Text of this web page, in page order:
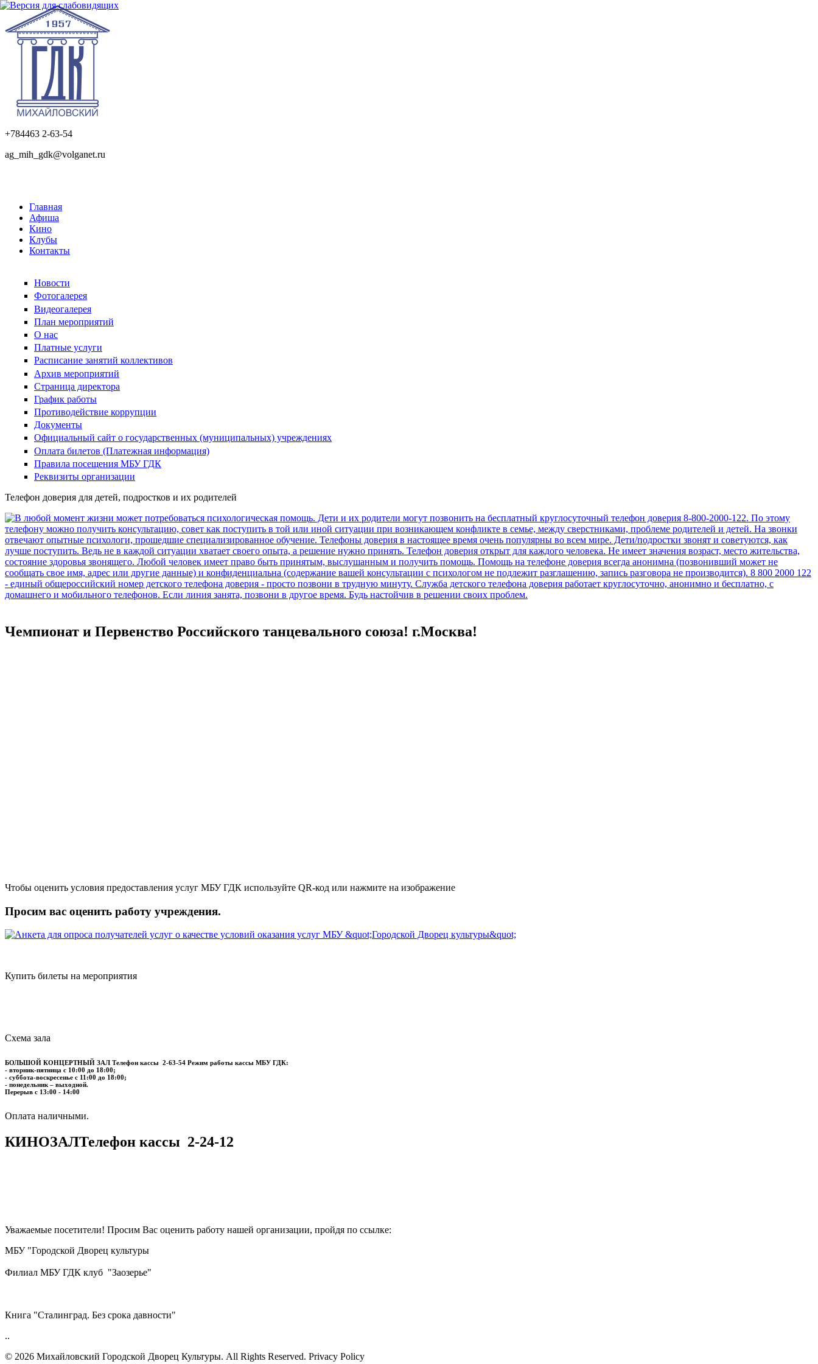
+784463 2-63-54
ag_mih_gdk@volganet.ru
Главная
Афиша
Кино
Клубы
Контакты
Новости
Фотогалерея
Видеогалерея
План мероприятий
О нас
Платные услуги
Расписание занятий коллективов
Архив мероприятий
Страница директора
График работы
Противодействие коррупции
Документы
Официальный сайт о государственных (муниципальных) учреждениях
Оплата билетов (Платежная информация)
Правила посещения МБУ ГДК
Реквизиты организации
Телефон доверия для детей, подростков и их родителей
Чемпионат и Первенство Российского танцевального союза! г.Москва!
Чтобы оценить условия предоставления услуг МБУ ГДК используйте QR-код или нажмите на изображение
Просим вас оценить работу учреждения.
Купить билеты на мероприятия
Схема зала
БОЛЬШОЙ КОНЦЕРТНЫЙ ЗАЛ Телефон кассы 2-63-54 Режим работы кассы МБУ ГДК:
- вторник-пятница с 10:00 до 18:00;
- суббота-воскресенье с 11:00 до 18:00;
- понедельник – выходной.
Перерыв с 13:00 - 14:00
​​​​​​​Оплата наличными.
КИНОЗАЛТелефон кассы 2-24-12
Уважаемые посетители! Просим Вас оценить работу нашей организации, пройдя по ссылке:
МБУ "Городской Дворец культуры
Филиал МБУ ГДК клуб "Заозерье"
Книга "Сталинград. Без срока давности"
..
© 2026 Михайловский Городской Дворец Культуры. All Rights Reserved. Privacy Policy